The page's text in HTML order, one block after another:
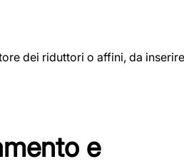
dei riduttori o affini, da inserire
e